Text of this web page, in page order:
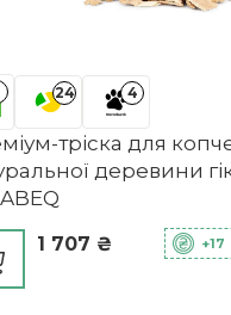
24 4
тріска для
деревини
1 707 ₴ +17